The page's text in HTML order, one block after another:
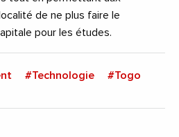
de ne plus faire le
pour les études.
#Technologie #Togo